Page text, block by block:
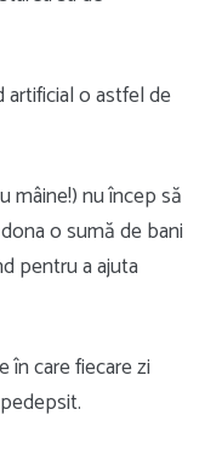
artificial o astfel de
mâine!) nu încep să
o sumă de bani
pentru a ajuta
în care fiecare zi